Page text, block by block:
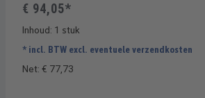
€ 94,05*
Inhoud: 1 stuk
* incl. BTW excl. eventuele verzendkosten
Net: € 77,73